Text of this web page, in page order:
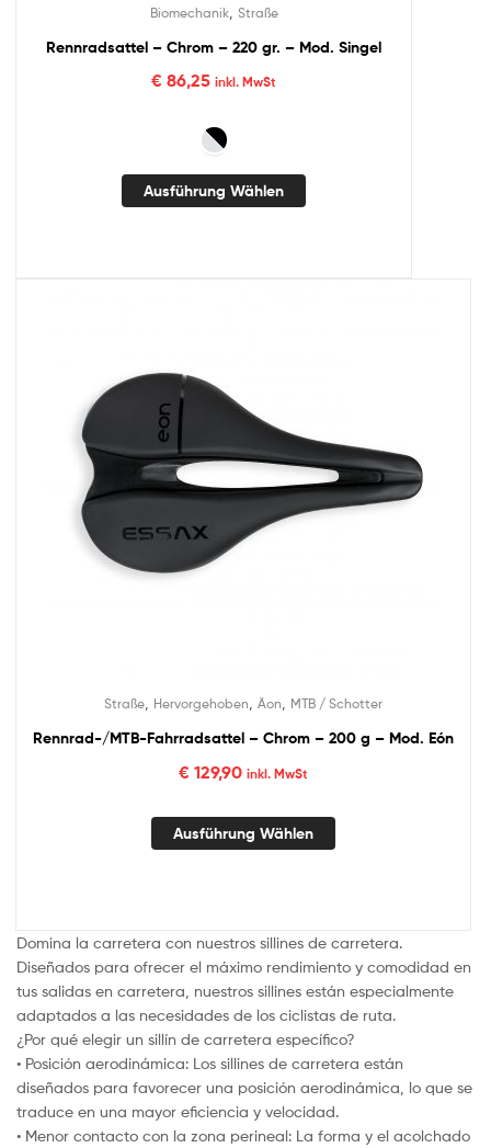
Biomechanik, Straße
Rennradsattel – Chrom – 220 gr. – Mod. Singel
€ 86,25 inkl. MwSt
Ausführung Wählen
Straße, Hervorgehoben, Äon, MTB / Schotter
Rennrad-/MTB-Fahrradsattel – Chrom – 200 g – Mod. Eón
€ 129,90 inkl. MwSt
Ausführung Wählen
Domina la carretera con nuestros sillines de carretera.
Diseñados para ofrecer el máximo rendimiento y comodidad en
tus salidas en carretera, nuestros sillines están especialmente
adaptados a las necesidades de los ciclistas de ruta.
¿Por qué elegir un sillín de carretera específico?
• Posición aerodinámica: Los sillines de carretera están
diseñados para favorecer una posición aerodinámica, lo que se
traduce en una mayor eficiencia y velocidad.
• Menor contacto con la zona perineal: La forma y el acolchado